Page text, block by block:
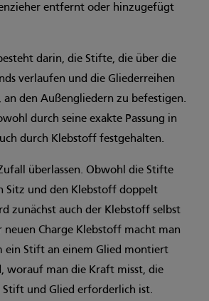
entfernt oder hinzugefügt
darin, die Stifte, die über die
verlaufen und die Gliederreihen
an den Außengliedern zu befestigen.
durch seine exakte Passung in
durch Klebstoff festgehalten.
überlassen. Obwohl die Stifte
Sitz und den Klebstoff doppelt
zunächst auch der Klebstoff selbst
neuen Charge Klebstoff macht man
ein Stift an einem Glied montiert
worauf man die Kraft misst, die
Stift und Glied erforderlich ist.